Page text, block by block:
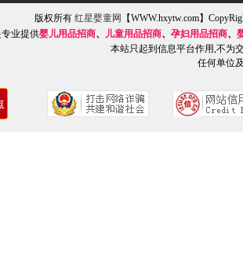
版权所有红星婴童网
【WWW.hxytw.com】
业提供婴儿用品招商、 儿童用品招商、 孕妇用品招商、
本站只起到信息平台作用,不为
任何单位